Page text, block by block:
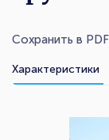
Сохранить в PDF
Характеристики